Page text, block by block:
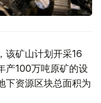
该矿山计划开采16
产100万吨原矿的设
下资源区块总面积为